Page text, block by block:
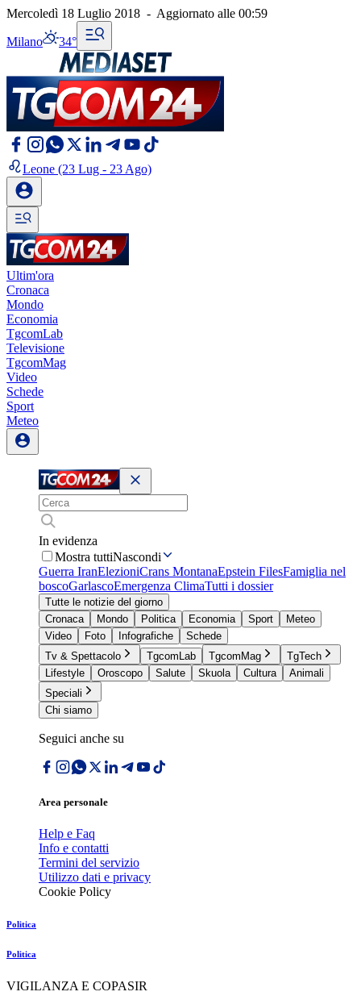
Mercoledì 18 Luglio 2018 - Aggiornato alle 00:59
Milano 34°
Leone (23 Lug - 23 Ago)
Ultim'ora
Cronaca
Mondo
Economia
TgcomLab
Televisione
TgcomMag
Video
Schede
Sport
Meteo
In evidenza
Mostra tuttiNascondi
Guerra IranElezioniCrans MontanaEpstein FilesFamiglia nel
boscoGarlascoEmergenza ClimaTutti i dossier
Tutte le notizie del giorno
Cronaca
Mondo Politica Economia Sport
Meteo
Video
Foto Infografiche
Schede
Tv & Spettacolo
TgcomLab TgcomMag
TgTech
Lifestyle
Oroscopo Salute Skuola Cultura
Animali
Speciali
Chi siamo
Seguici anche su
Area personale
Help e Faq
Info e contatti
Termini del servizio
Utilizzo dati e privacy
Cookie Policy
Politica
Politica
VIGILANZA E COPASIR